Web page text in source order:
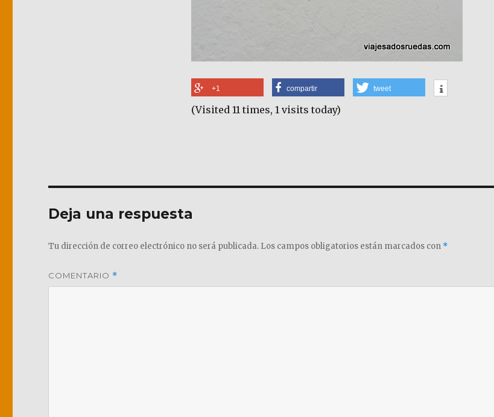
+1 compartir tweet
(Visited 11 times, 1 visits today)
Deja una respuesta
Tu dirección de correo electrónico no será publicada. Los campos obligatorios están marcados con *
COMENTARIO *